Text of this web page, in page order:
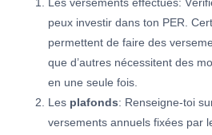
peux investir dans ton PER.
permettent de faire des
que d’autres nécessitent des
en une seule fois.
Les plafonds: Renseigne-toi
versements annuels fixées par